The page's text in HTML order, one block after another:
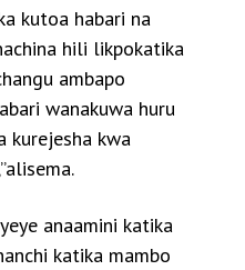
kutoa habari na
hili likpokatika
ambapo
wanakuwa huru
kurejesha kwa
anaamini katika
katika mambo